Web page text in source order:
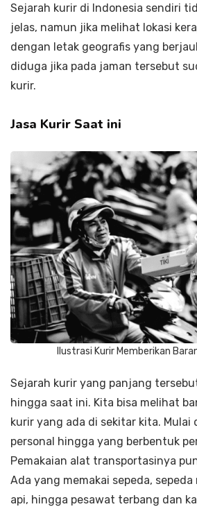
Sejarah kurir di Indonesia sendiri
jelas, namun jika melihat lokasi
dengan letak geografis yang
diduga jika pada jaman tersebut
kurir.
Jasa Kurir Saat ini
Ilustrasi Kurir Memberikan
Sejarah kurir yang panjang
hingga saat ini. Kita bisa melihat
kurir yang ada di sekitar kita. Mulai
personal hingga yang berbentuk
Pemakaian alat transportasinya
Ada yang memakai sepeda,
api, hingga pesawat terbang dan